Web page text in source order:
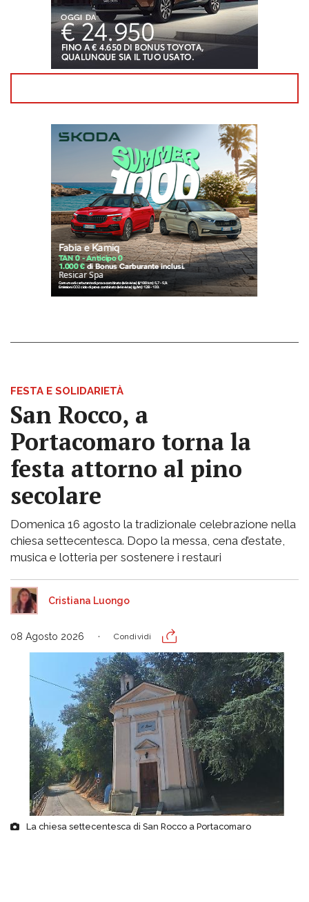
FESTA E SOLIDARIETÀ
San Rocco, a
Portacomaro torna la
festa attorno al pino
secolare
Domenica 16 agosto la tradizionale celebrazione nella
chiesa settecentesca. Dopo la messa, cena d’estate,
musica e lotteria per sostenere i restauri
Cristiana Luongo
08 Agosto 2026 Condividi
La chiesa settecentesca di San Rocco a Portacomaro